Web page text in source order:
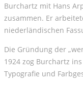
Burchartz mit Hans
zusammen. Er
niederländischen
Die Gründung der
1924 zog Burchartz
Typografie und